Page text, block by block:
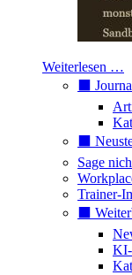
Weiterlesen …
⬛️
⬛️
Sage
Trainer-
⬛️